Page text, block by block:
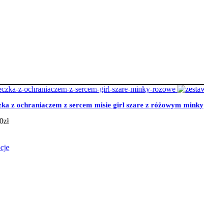
z ochraniaczem z sercem misie girl szare z różowym minky
złZakres
159,00zł